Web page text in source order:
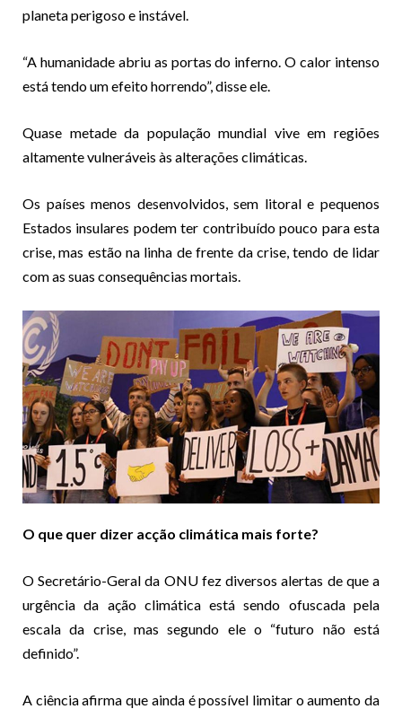
planeta perigoso e instável.
“A humanidade abriu as portas do inferno. O calor intenso
está tendo um efeito horrendo”, disse ele.
Quase metade da população mundial vive em regiões
altamente vulneráveis ​​às alterações climáticas.
Os países menos desenvolvidos, sem litoral e pequenos
Estados insulares podem ter contribuído pouco para esta
crise, mas estão na linha de frente da crise, tendo de lidar
com as suas consequências mortais.
O que quer dizer acção climática mais forte?
O Secretário-Geral da ONU fez diversos alertas de que a
urgência da ação climática está sendo ofuscada pela
escala da crise, mas segundo ele o “futuro não está
definido”.
A ciência afirma que ainda é possível limitar o aumento da